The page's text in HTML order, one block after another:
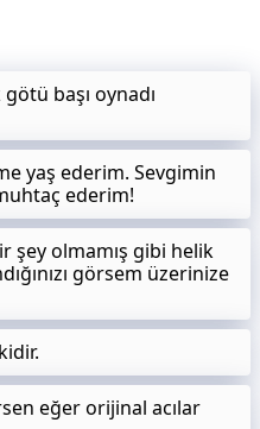
başı oynadı
yaş ederim. Sevgimin
ederim!
şey olmamış gibi helik
görsem üzerinize
eğer orijinal acılar